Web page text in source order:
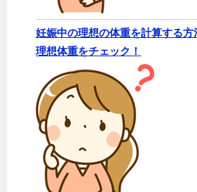
妊娠中の理想の体重を計算する
理想体重をチェック！